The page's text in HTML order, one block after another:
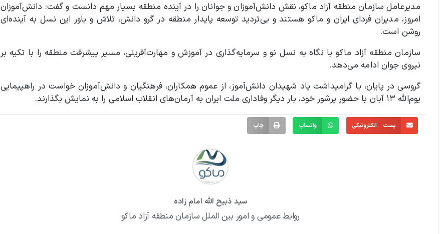
مدیرعامل سازمان منطقه آزاد ماکو، نقش دانش‌آموزان و جوانان را در آینده منطقه بسیار مهم دانست و گفت: دانش‌آموزان
امروز، مدیران فردای ایران و ماکو هستند و بی‌تردید توسعه پایدار منطقه در گرو دانش، تلاش و باور این نسل به آینده‌ای
روشن است.
سازمان منطقه آزاد ماکو با نگاه به نسل نو و سرمایه‌گذاری در آموزش و مهارت‌آفرینی، مسیر پیشرفت منطقه را با تکیه بر
نیروی جوان ادامه می‌دهد.
گروسی در پایان، با گرامیداشت یاد شهیدان دانش‌آموز، از عموم همکاران، فرهنگیان و دانش‌آموزان خواست در راهپیمایی
یوم‌الله ۱۳ آبان با حضور پرشور خود، بار دیگر وفاداری ملت ایران به آرمان‌های انقلاب اسلامی را به نمایش بگذارند.
پست الکترونیکی واتساپ چاپ
سید ذبیح الله امام زاده
روابط عمومی و امور بین الملل سازمان منطقه آزاد ماکو